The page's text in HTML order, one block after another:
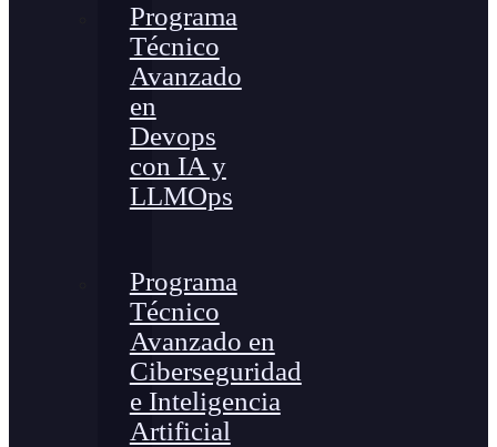
Programa
Técnico
Avanzado
en
Devops
con IA y
LLMOps
Programa
Técnico
Avanzado en
Ciberseguridad
e Inteligencia
Artificial